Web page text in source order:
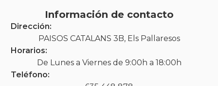
Información de contacto
Dirección:
PAISOS CATALANS 3B, Els Pallaresos
Horarios:
De Lunes a Viernes de 9:00h a 18:00h
Teléfono: